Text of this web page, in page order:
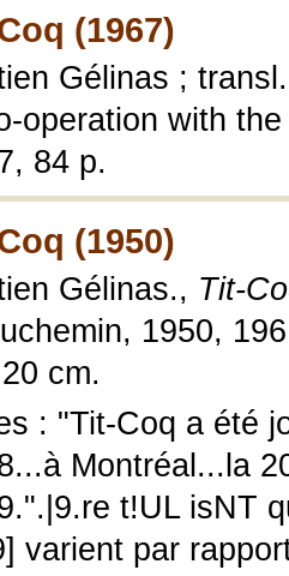
(1967)
Gélinas ;
operation with
84 p.
(1950)
Gélinas., Tit-
1950,
cm.
: "Tit-Coq a été
Montréal...la
t!UL isNT
varient par